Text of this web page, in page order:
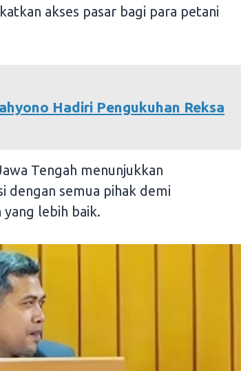
akses pasar bagi para petani
Hadiri Pengukuhan Reksa
Tengah menunjukkan
dengan semua pihak demi
lebih baik.